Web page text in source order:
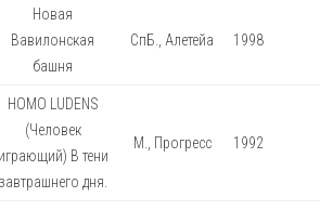
Новая
Вавилонская
башня
СпБ., Алетейа 1998
HOMO LUDENS
(Человек
играющий) В тени
завтрашнего дня.
М., Прогресс 1992